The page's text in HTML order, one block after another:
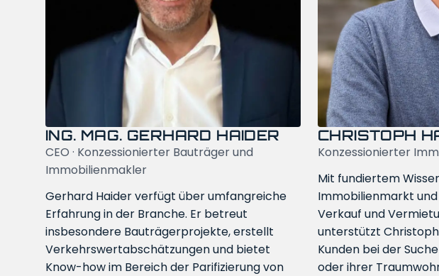
ING. MAG. GERHARD HAIDER
CEO · Konzessionierter Bauträger und
Immobilienmakler
Gerhard Haider verfügt über umfangreiche
Erfahrung in der Branche. Er betreut
insbesondere Bauträgerprojekte, erstellt
Verkehrswert­abschätzungen und bietet
Know-how im Bereich der Parifizierung von
CHRISTOPH
Konzessionierter
Mit fundiertem
Immobilienmarkt
Verkauf und
unterstützt
Kunden bei der
oder ihrer